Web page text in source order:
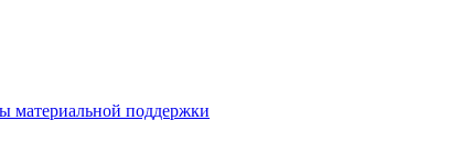
материальной поддержки